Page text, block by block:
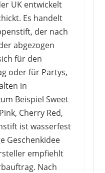
€*
UK entwickelt
Es handelt
der nach
abgezogen
für den
oder für Partys,
in
Beispiel Sweet
Cherry Red,
ist wasserfest
Geschenkidee
empfiehlt
Nach